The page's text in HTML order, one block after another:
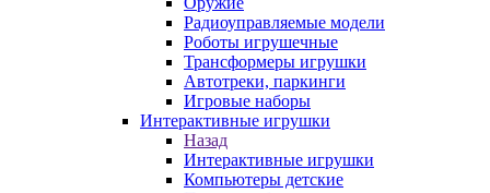
Радиоуправляемые модели
Роботы игрушечные
Трансформеры игрушки
Автотреки, паркинги
Игровые наборы
Интерактивные игрушки
Назад
Интерактивные игрушки
Компьютеры детские